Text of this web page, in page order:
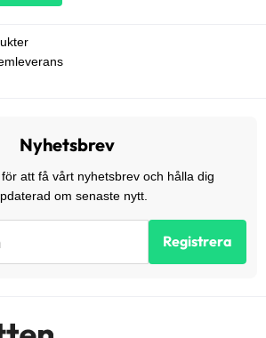
Nyhetsbrev
att få vårt nyhetsbrev och hålla dig
om senaste nytt.
Registrera